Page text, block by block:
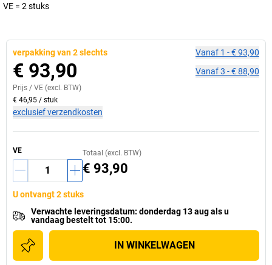
VE = 2 stuks
verpakking van 2 slechts
€ 93,90
Prijs / VE (excl. BTW)
€ 46,95 / stuk
exclusief verzendkosten
Vanaf 1 -€ 93,90
Vanaf3 -€ 88,90
VE Totaal (excl. BTW)
€ 93,90
U ontvangt 2 stuks
Verwachte leveringsdatum: donderdag 13 augals u
vandaag bestelt tot 15:00.
IN WINKELWAGEN